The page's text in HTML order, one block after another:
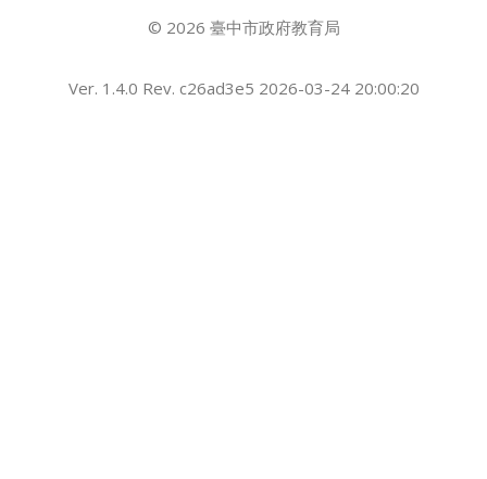
© 2026 臺中市政府教育局
Ver. 1.4.0 Rev. c26ad3e5 2026-03-24 20:00:20